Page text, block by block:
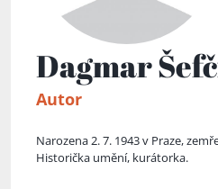
Dagmar
Autor
Narozena 2. 7. 1943 v Praze,
Historička umění, kurátorka.